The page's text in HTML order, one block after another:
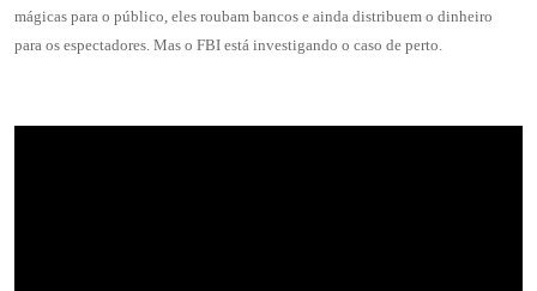
mágicas para o público, eles roubam bancos e ainda distribuem o dinheiro
para os espectadores. Mas o FBI está investigando o caso de perto.